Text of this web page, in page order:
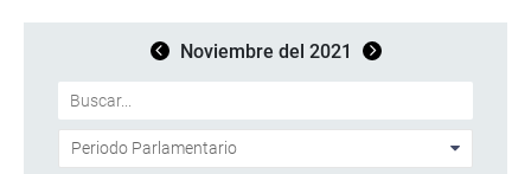
Noviembre del 2021